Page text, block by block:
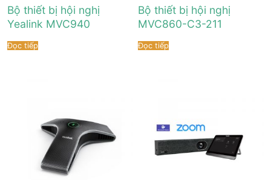
Bộ thiết bị hội nghị
Yealink MVC940
Đọc tiếp
Bộ thiết bị hội nghị
MVC860-C3-211
Đọc tiếp